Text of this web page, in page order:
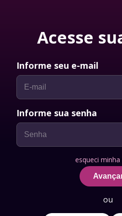
Acesse
Informe seu e-mail
Informe sua senha
esqueci minha
ou